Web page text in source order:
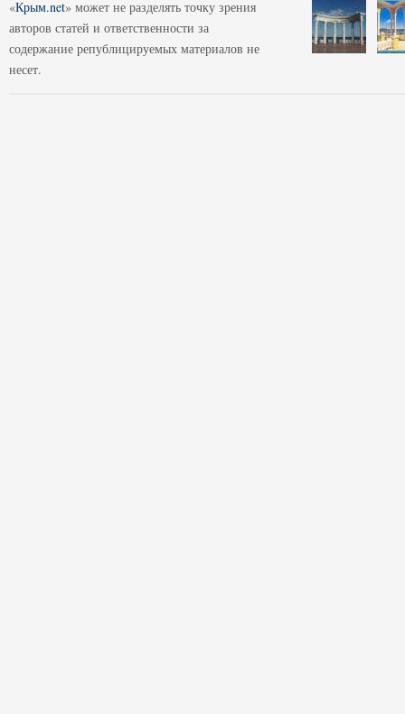
«Крым.net» может не разделять точку зрения
авторов статей и ответственности за
содержание републицируемых материалов не
несет.